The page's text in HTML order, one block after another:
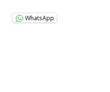
WhatsApp